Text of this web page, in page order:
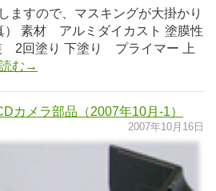
ますので、マスキングが大掛かり
） 素材 アルミダイカスト 塗膜性
2回塗り 下塗り プライマー 上
む→
カメラ部品（2007年10月-1）
2007年10月16日